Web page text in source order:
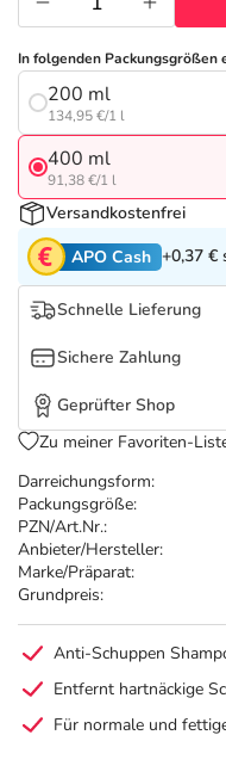
Tierapotheke
Vitamine &
Marken
Salus Deals
Darreichungsform:
Packungsgröße:
PZN/Art.Nr.:
Anbieter/Hersteller:
Marke/Präparat:
Grundpreis:
In folgenden Packungsgrößen
200 ml
134,95 €/1 l
400 ml
91,38 €/1 l
Versandkostenfrei
APO Cash +0,37 €
Schnelle Lieferung
Sichere Zahlung
Geprüfter Shop
Zu meiner Favoriten-
Anti-Schuppen
Entfernt hartnäckige
Für normale und